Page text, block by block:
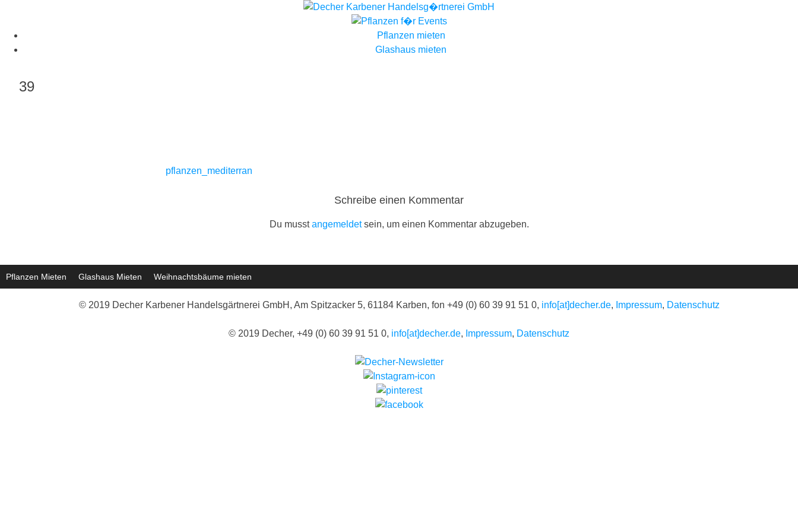
content
Pflanzen mieten
Glashaus mieten
39
pflanzen_mediterran
Schreibe einen Kommentar
Du musstangemeldetsein, um einen Kommentar abzugeben.
Pflanzen Mieten Glashaus Mieten Weihnachtsbäume mieten
© 2019 Decher Karbener Handelsgärtnerei GmbH, Am Spitzacker 5, 61184 Karben, fon +49 (0) 60 39 91 51 0, info[at]decher.de, Impressum, Datenschutz
© 2019 Decher, +49 (0) 60 39 91 51 0, info[at]decher.de, Impressum, Datenschutz